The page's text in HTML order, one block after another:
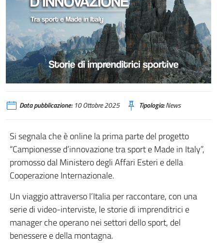
Data pubblicazione:10 Ottobre 2025 Tipologia:News
Si segnala che è online la prima parte del progetto
“Campionesse d’innovazione tra sport e Made in Italy”,
promosso dal Ministero degli Affari Esteri e della
Cooperazione Internazionale.
Un viaggio attraverso l’Italia per raccontare, con una
serie di video-interviste, le storie di imprenditrici e
manager che operano nei settori dello sport, del
benessere e della montagna.